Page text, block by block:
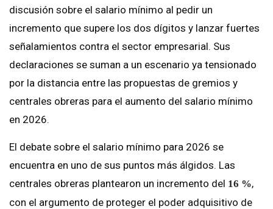
discusión sobre el salario mínimo al pedir un
incremento que supere los dos dígitos y lanzar fuertes
señalamientos contra el sector empresarial. Sus
declaraciones se suman a un escenario ya tensionado
por la distancia entre las propuestas de gremios y
centrales obreras para el aumento del salario mínimo
en 2026.
El debate sobre el salario mínimo para 2026 se
encuentra en uno de sus puntos más álgidos. Las
centrales obreras plantearon un incremento del 16 %,
con el argumento de proteger el poder adquisitivo de